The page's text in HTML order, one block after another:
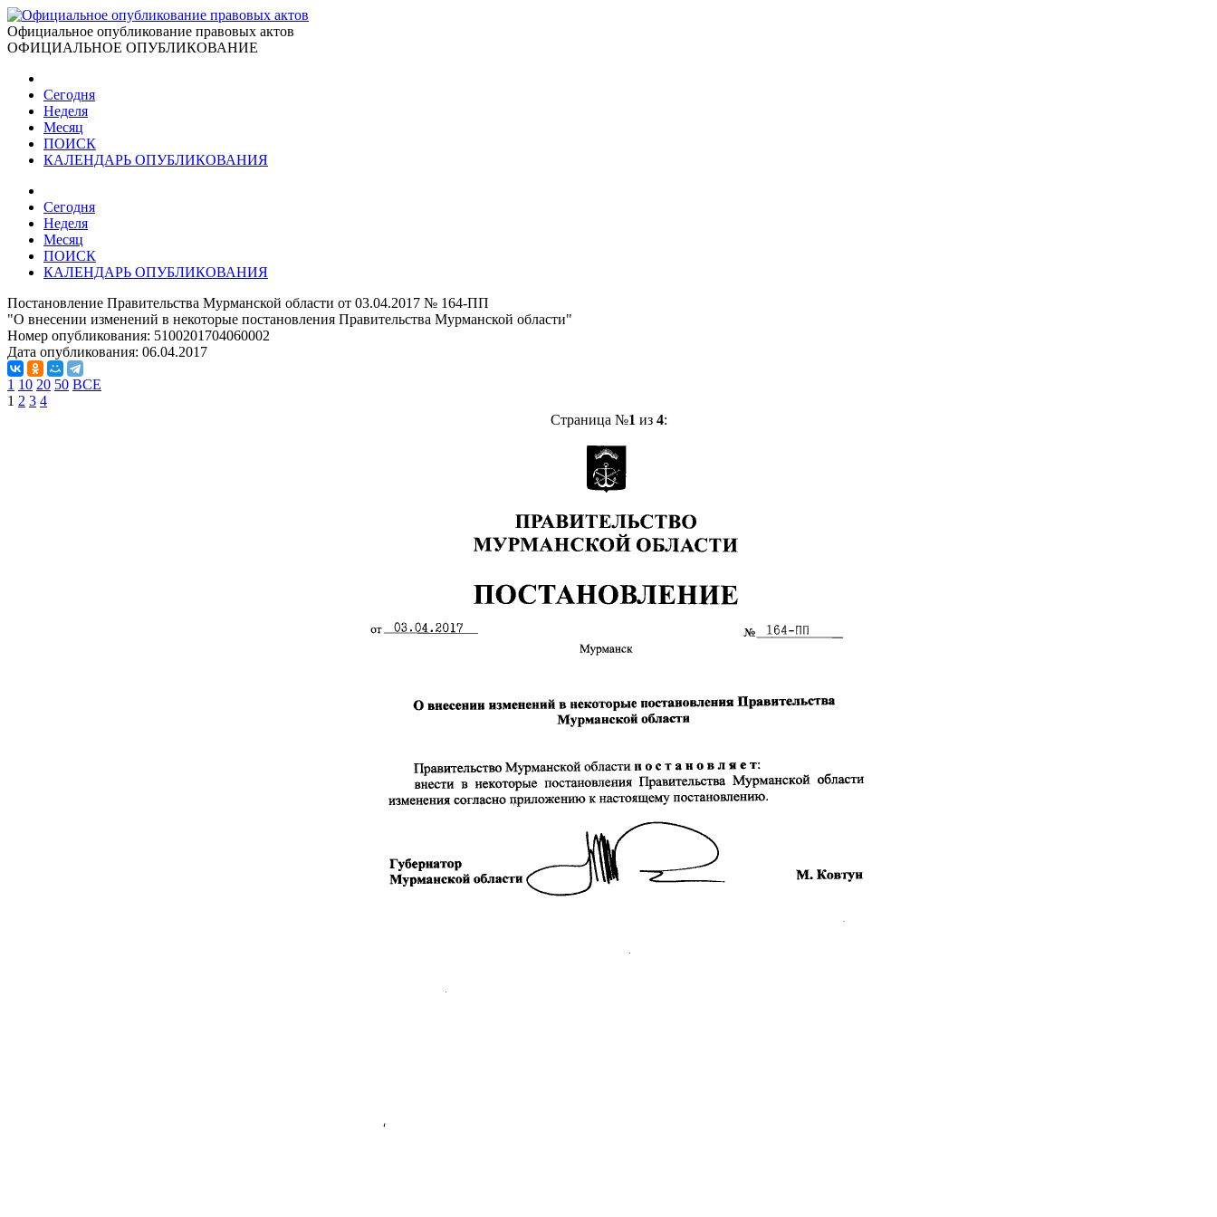
Официальное опубликование правовых актов
ОФИЦИАЛЬНОЕ ОПУБЛИКОВАНИЕ
Сегодня
Неделя
Месяц
ПОИСК
КАЛЕНДАРЬ ОПУБЛИКОВАНИЯ
Сегодня
Неделя
Месяц
ПОИСК
КАЛЕНДАРЬ ОПУБЛИКОВАНИЯ
Постановление Правительства Мурманской области от 03.04.2017 № 164-ПП
"О внесении изменений в некоторые постановления Правительства Мурманской области"
Номер опубликования: 5100201704060002
Дата опубликования: 06.04.2017
1 10 20 50 ВСЕ
1 2 3 4
Страница №1 из 4: